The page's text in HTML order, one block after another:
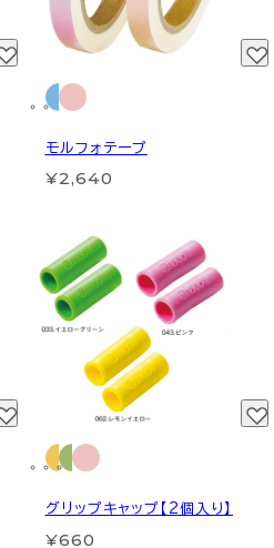
モルフォテープ
¥2,640
グリップキャップ【2個入り】
¥660